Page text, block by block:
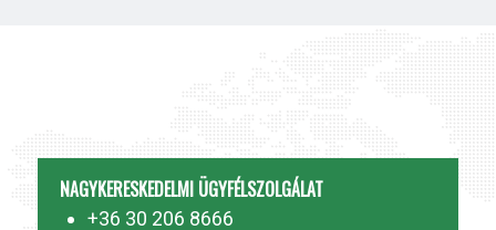
NAGYKERESKEDELMI ÜGYFÉLSZOLGÁLAT
+36 30 206 8666